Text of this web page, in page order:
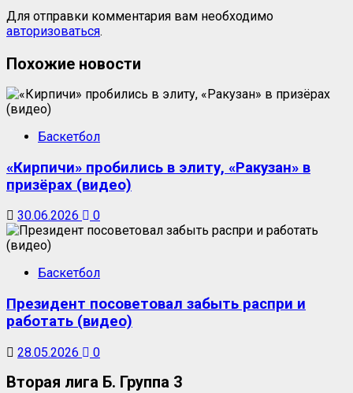
Для отправки комментария вам необходимо
авторизоваться.
Похожие новости
Баскетбол
«Кирпичи» пробились в элиту, «Ракузан» в
призёрах (видео)
30.06.2026 0
Баскетбол
Президент посоветовал забыть распри и
работать (видео)
28.05.2026 0
Вторая лига Б. Группа 3